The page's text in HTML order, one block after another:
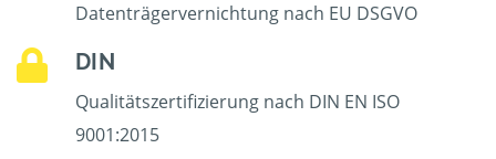
Datenträgervernichtung nach EU DSGVO
DIN
Qualitätszertifizierung nach DIN EN ISO
9001:2015